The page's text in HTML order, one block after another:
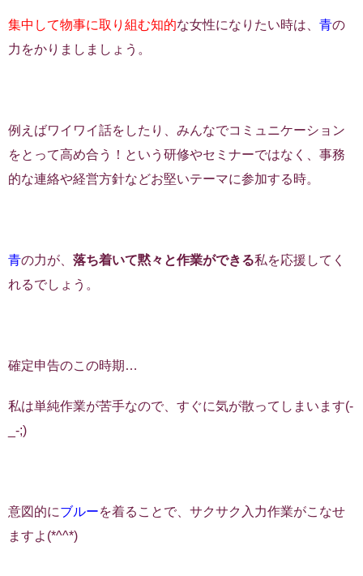
集中して物事に取り組む知的な女性になりたい時は、 青の
力をかりましましょう。
例えばワイワイ話をしたり、みんなでコミュニケーション
をとって高め合う！という研修やセミナーではなく、事務
的な連絡や経営方針などお堅いテーマに参加する時。
青の力が、 落ち着いて黙々と作業ができる私を応援してく
れるでしょう。
確定申告のこの時期…
私は単純作業が苦手なので、すぐに気が散ってしまいます(-
_-;)
意図的にブルーを着ることで、サクサク入力作業がこなせ
ますよ(*^^*)